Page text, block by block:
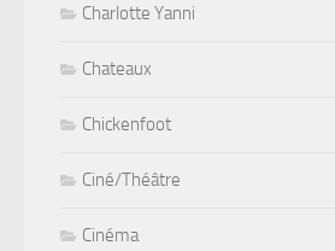
Charlotte Yanni
Chateaux
Chickenfoot
Ciné/Théâtre
Cinéma